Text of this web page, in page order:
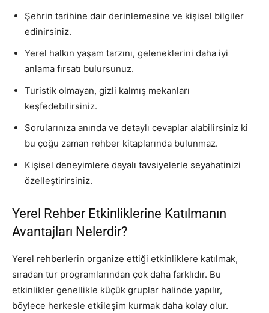
Şehrin tarihine dair derinlemesine ve kişisel bilgiler
edinirsiniz.
Yerel halkın yaşam tarzını, geleneklerini daha iyi
anlama fırsatı bulursunuz.
Turistik olmayan, gizli kalmış mekanları
keşfedebilirsiniz.
Sorularınıza anında ve detaylı cevaplar alabilirsiniz ki
bu çoğu zaman rehber kitaplarında bulunmaz.
Kişisel deneyimlere dayalı tavsiyelerle seyahatinizi
özelleştirirsiniz.
Yerel Rehber Etkinliklerine Katılmanın
Avantajları Nelerdir?
Yerel rehberlerin organize ettiği etkinliklere katılmak,
sıradan tur programlarından çok daha farklıdır. Bu
etkinlikler genellikle küçük gruplar halinde yapılır,
böylece herkesle etkileşim kurmak daha kolay olur.